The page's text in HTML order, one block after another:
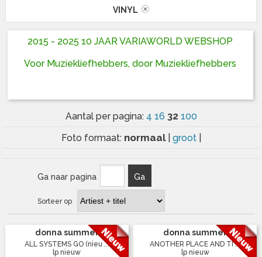
VINYL
2015 - 2025 10 JAAR VARIAWORLD WEBSHOP
Voor Muziekliefhebbers, door Muziekliefhebbers
Aantal per pagina: 4 16 32 100
Foto formaat: normaal groot
Ga naar pagina Ga
Sorteer op
donna summer
ALL SYSTEMS GO (nieu ...
lp nieuw
donna summer
ANOTHER PLACE AND TI ...
lp nieuw